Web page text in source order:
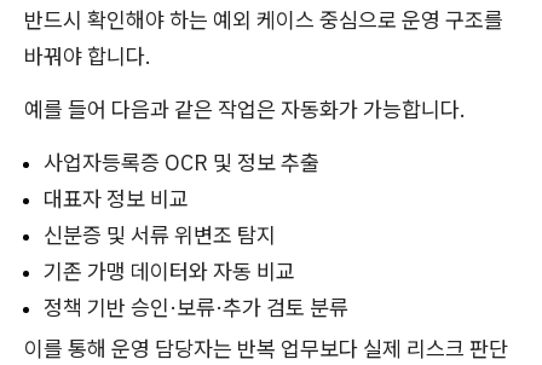
반드시 확인해야 하는 예외 케이스 중심으로 운영 구조를
바꿔야 합니다.
예를 들어 다음과 같은 작업은 자동화가 가능합니다.
사업자등록증 OCR 및 정보 추출
대표자 정보 비교
신분증 및 서류 위변조 탐지
기존 가맹 데이터와 자동 비교
정책 기반 승인·보류·추가 검토 분류
이를 통해 운영 담당자는 반복 업무보다 실제 리스크 판단